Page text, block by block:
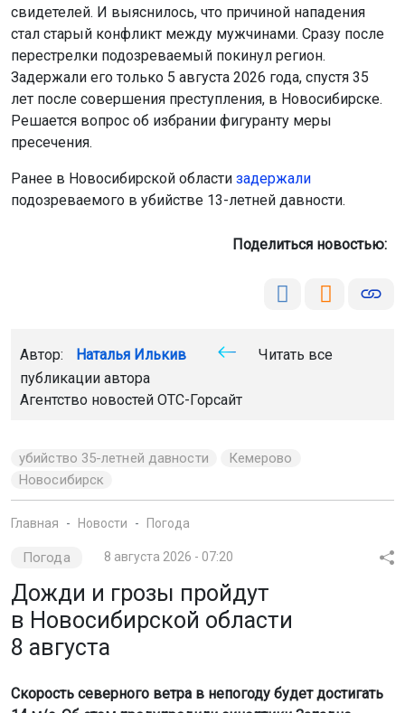
свидетелей. И выяснилось, что причиной нападения
стал старый конфликт между мужчинами. Сразу после
перестрелки подозреваемый покинул регион.
Задержали его только 5 августа 2026 года, спустя 35
лет после совершения преступления, в Новосибирске.
Решается вопрос об избрании фигуранту меры
пресечения.
Ранее в Новосибирской области задержали
подозреваемого в убийстве 13-летней давности.
Поделиться новостью:
Автор: Наталья Илькив
Читать все
публикации автора
Агентство новостей ОТС-Горсайт
убийство 35-летней давности
Кемерово
Новосибирск
Главная Новости Погода
Погода 8 августа 2026 - 07:20
Дожди и грозы пройдут
в Новосибирской области
8 августа
Скорость северного ветра в непогоду будет достигать